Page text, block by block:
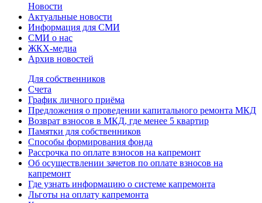
Новости
Актуальные новости
Информация для СМИ
СМИ о нас
ЖКХ-медиа
Архив новостей
Для собственников
Счета
График личного приёма
Предложения о проведении капитального ремонта МКД
Возврат взносов в МКД, где менее 5 квартир
Памятки для собственников
Способы формирования фонда
Рассрочка по оплате взносов на капремонт
Об осуществлении зачетов по оплате взносов на
капремонт
Где узнать информацию о системе капремонта
Льготы на оплату капремонта